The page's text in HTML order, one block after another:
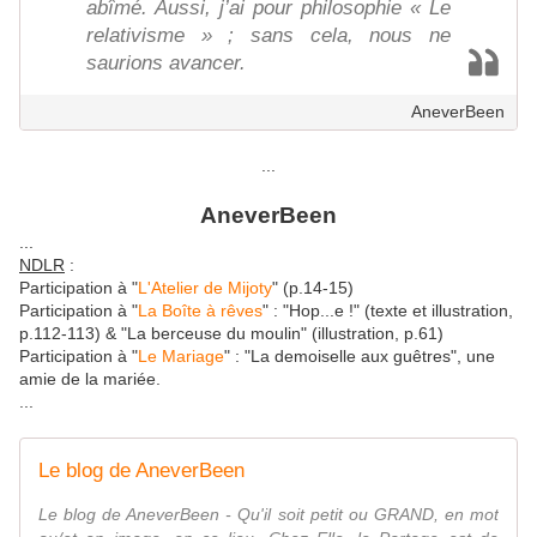
abîmé. Aussi, j’ai pour philosophie « Le
relativisme » ; sans cela, nous ne
saurions avancer.
AneverBeen
AneverBeen
NDLR :
Participation à "L'Atelier de Mijoty" (p.14-15)
Participation à "La Boîte à rêves" : "Hop...e !" (texte et illustration,
p.112-113) & "La berceuse du moulin" (illustration, p.61)
Participation à "Le Mariage" : "La demoiselle aux guêtres", une
amie de la mariée.
Le blog de AneverBeen
Le blog de AneverBeen - Qu'il soit petit ou GRAND, en mot